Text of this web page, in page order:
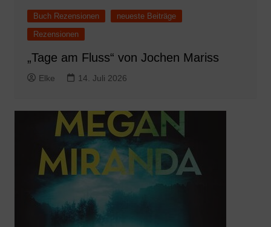
Buch Rezensionen
neueste Beiträge
Rezensionen
„Tage am Fluss“ von Jochen Mariss
Elke 14. Juli 2026